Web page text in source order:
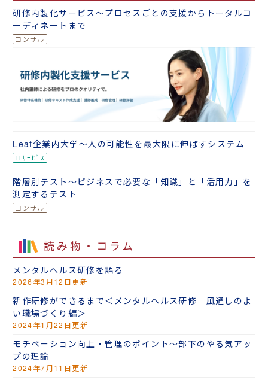
研修内製化サービス～プロセスごとの支援からトータルコ
ーディネートまで
Leaf企業内大学～人の可能性を最大限に伸ばすシステム
階層別テスト～ビジネスで必要な「知識」と「活用力」を
測定するテスト
読み物・コラム
メンタルヘルス研修を語る
2026年3月12日更新
新作研修ができるまで＜メンタルヘルス研修 風通しのよ
い職場づくり編＞
2024年1月22日更新
モチベーション向上・管理のポイント～部下のやる気アッ
プの理論
2024年7月11日更新